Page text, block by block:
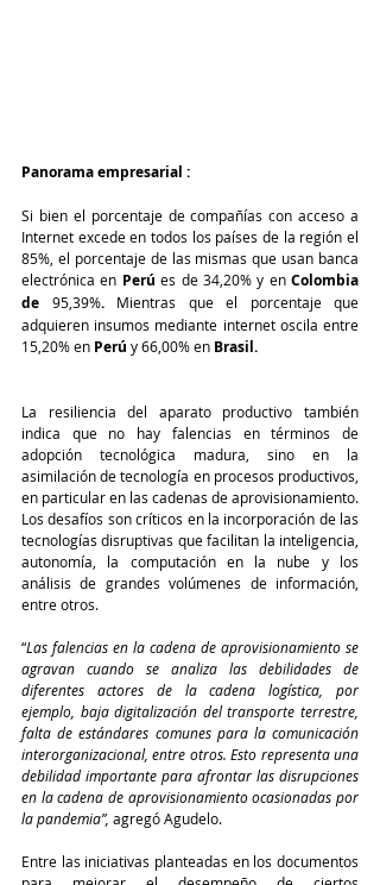
Panorama empresarial :
Si bien el porcentaje de compañías con acceso a
Internet excede en todos los países de la región el
85%, el porcentaje de las mismas que usan banca
electrónica en Perú es de 34,20% y en Colombia
de 95,39%. Mientras que el porcentaje que
adquieren insumos mediante internet oscila entre
15,20% en Perú y 66,00% en Brasil.
La resiliencia del aparato productivo también
indica que no hay falencias en términos de
adopción tecnológica madura, sino en la
asimilación de tecnología en procesos productivos,
en particular en las cadenas de aprovisionamiento.
Los desafíos son críticos en la incorporación de las
tecnologías disruptivas que facilitan la inteligencia,
autonomía, la computación en la nube y los
análisis de grandes volúmenes de información,
entre otros.
“Las falencias en la cadena de aprovisionamiento se
agravan cuando se analiza las debilidades de
diferentes actores de la cadena logística, por
ejemplo, baja digitalización del transporte terrestre,
falta de estándares comunes para la comunicación
interorganizacional, entre otros. Esto representa una
debilidad importante para afrontar las disrupciones
en la cadena de aprovisionamiento ocasionadas por
la pandemia”, agregó Agudelo.
Entre las iniciativas planteadas en los documentos